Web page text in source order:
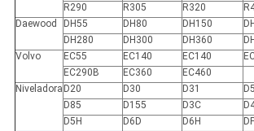
R290 R305 R320
Daewood
DH55 DH80 DH150
DH280
DH300 DH360
Volvo
EC55 EC140 EC140
EC290B
EC360
EC460
Niveladora D20 D30 D31
D85
D155 D3C
D5H
D6D D6H